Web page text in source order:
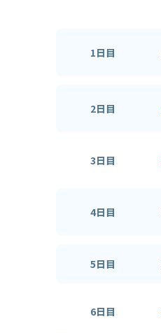
1日目
2日目
3日目
4日目
5日目
6日目